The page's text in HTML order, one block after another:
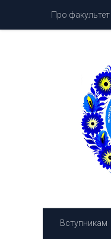
Skip to contentПро факультет
Вступникам